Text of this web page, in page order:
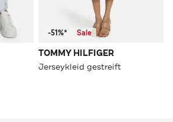
-51%* Sale
TOMMY HILFIGER
Jerseykleid gestreift